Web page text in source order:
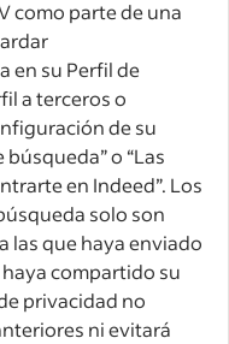
como parte de una
en su Perfil de
a terceros o
de su
o “Las
en Indeed”. Los
solo son
las que haya enviado
compartido su
privacidad no
ni evitará